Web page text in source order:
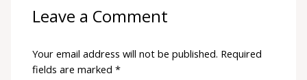
Leave a Comment
Your email address will not be published. Required
fields are marked*